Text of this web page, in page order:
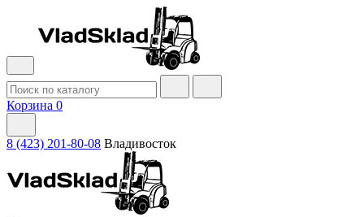
Корзина 0
8 (423) 201-80-08 Владивосток